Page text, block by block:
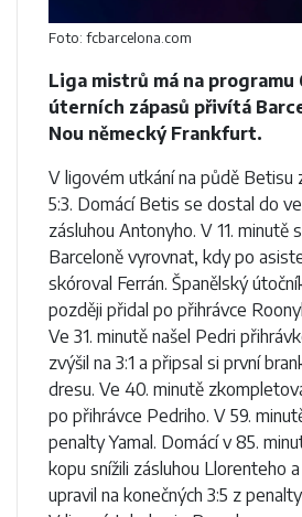
Foto: fcbarcelona.com
Liga mistrů má na programu
úterních zápasů přivítá
Nou německý Frankfurt.
V ligovém utkání na půdě Betisu
5:3. Domácí Betis se dostal do
zásluhou Antonyho. V 11. minutě
Barceloně vyrovnat, kdy po
skóroval Ferrán. Španělský
později přidal po přihrávce
Ve 31. minutě našel Pedri
zvýšil na 3:1 a připsal si první
dresu. Ve 40. minutě
po přihrávce Pedriho. V 59.
penalty Yamal. Domácí v 85.
kopu snížili zásluhou Llorenteho
upravil na konečných 3:5 z